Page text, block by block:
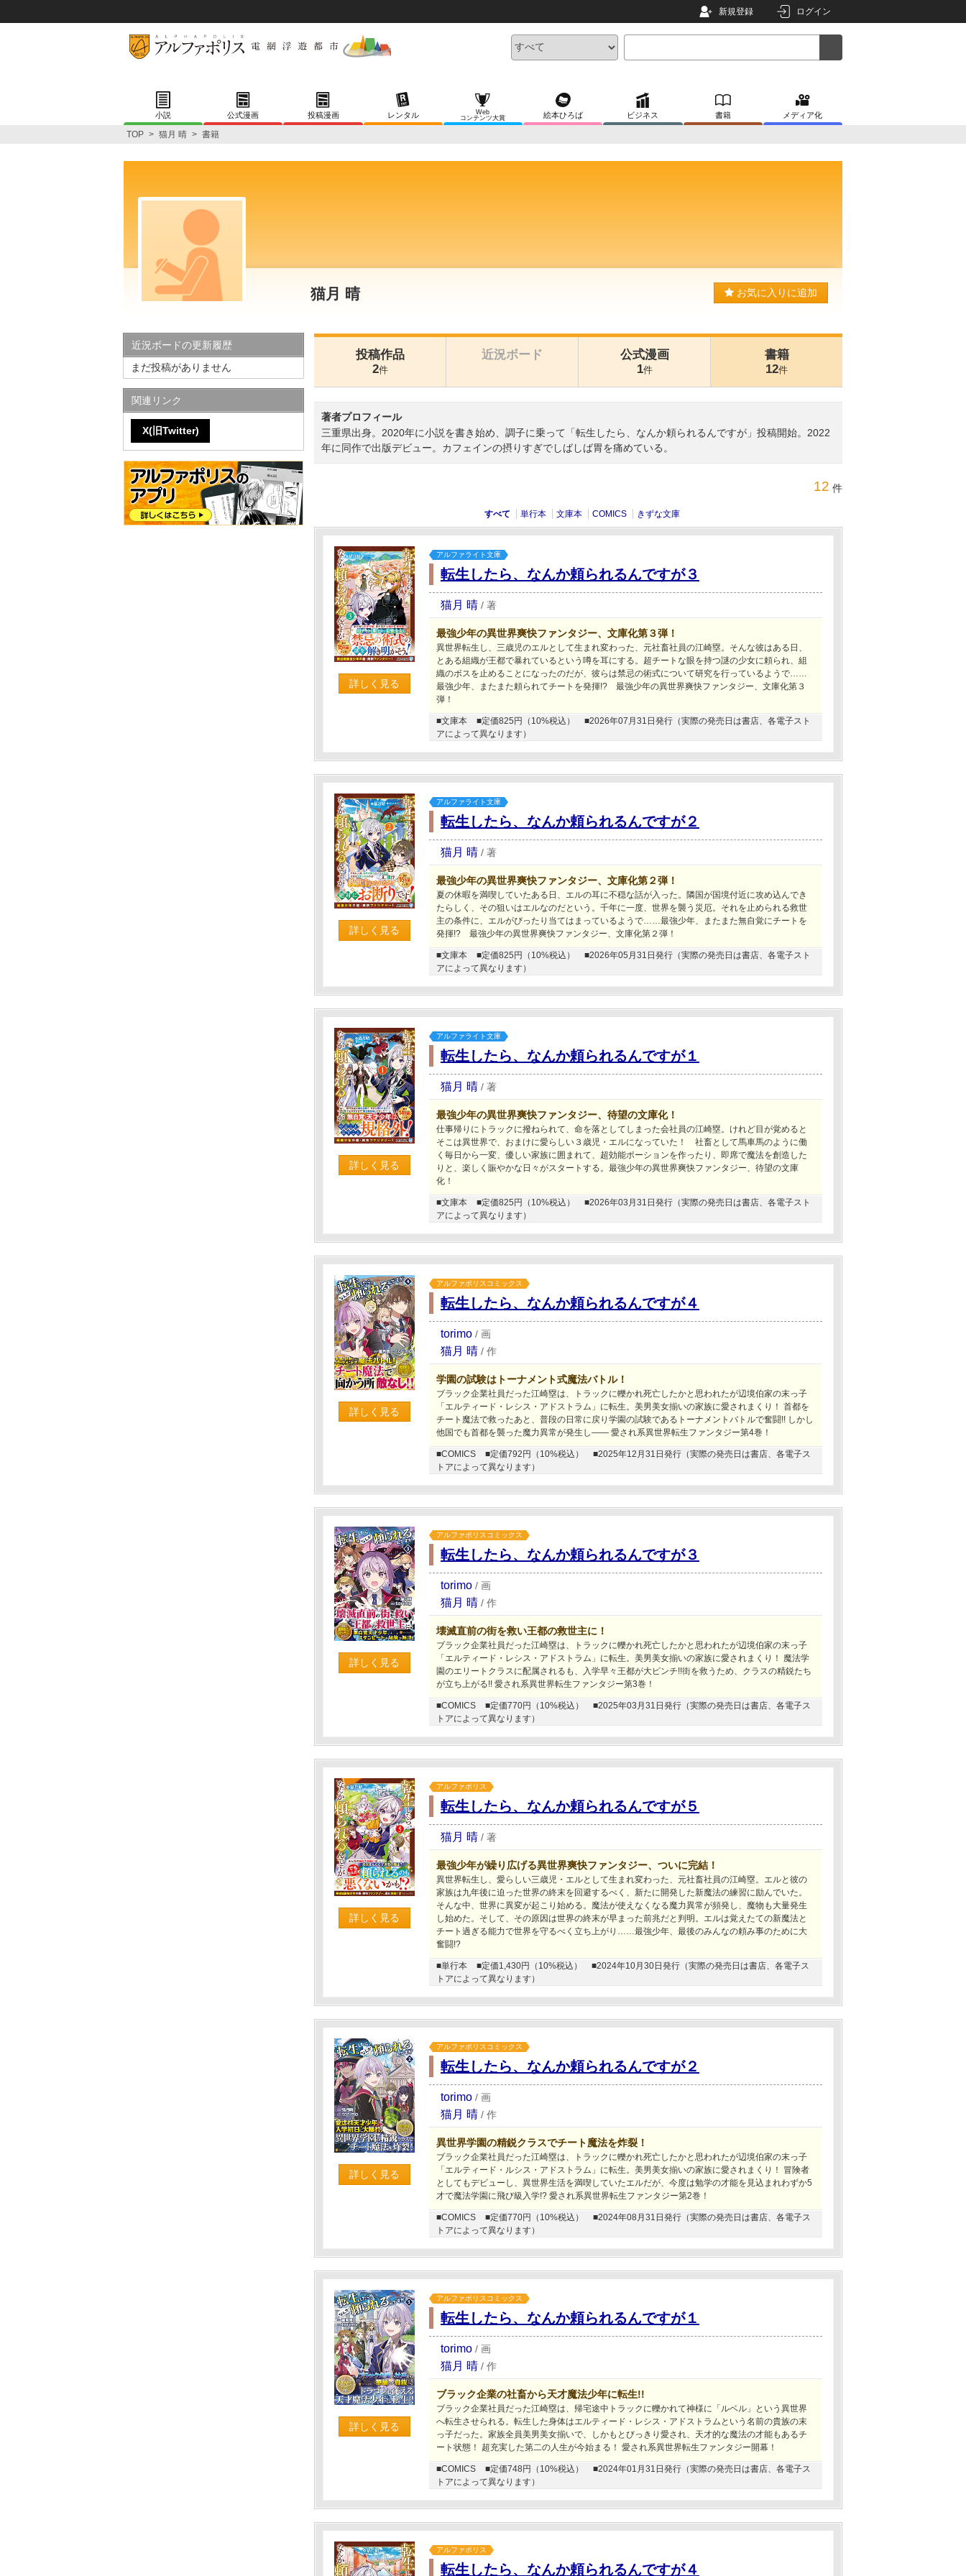
新規登録 ログイン
小説 公式漫画 投稿漫画 レンタル
Web
コンテンツ大賞
絵本ひろば ビジネス 書籍 メディア化
TOP > 猫月 晴 > 書籍
猫月 晴 お気に入りに追加
投稿作品
2件
近況ボード
公式漫画
1件
書籍
12件
著者プロフィール
三重県出身。2020年に小説を書き始め、調子に乗って「転生したら、なんか頼られるんですが」投稿開始。2022
年に同作で出版デビュー。カフェインの摂りすぎでしばしば胃を痛めている。
12 件
すべて 単行本 文庫本 COMICS きずな文庫
詳しく見る
アルファライト文庫
転生したら、なんか頼られるんですが３
猫月 晴 / 著
最強少年の異世界爽快ファンタジー、文庫化第３弾！
異世界転生し、三歳児のエルとして生まれ変わった、元社畜社員の江崎塁。そんな彼はある日、
とある組織が王都で暴れているという噂を耳にする。超チートな眼を持つ謎の少女に頼られ、組
織のボスを止めることになったのだが、彼らは禁忌の術式について研究を行っているようで……
最強少年、またまた頼られてチートを発揮!? 最強少年の異世界爽快ファンタジー、文庫化第３
弾！
■文庫本 ■定価825円（10%税込）
■2026年07月31日発行（実際の発売日は書店、各電子スト
アによって異なります）
詳しく見る
アルファライト文庫
転生したら、なんか頼られるんですが２
猫月 晴 / 著
最強少年の異世界爽快ファンタジー、文庫化第２弾！
夏の休暇を満喫していたある日、エルの耳に不穏な話が入った。隣国が国境付近に攻め込んでき
たらしく、その狙いはエルなのだという。千年に一度、世界を襲う災厄。それを止められる救世
主の条件に、エルがぴったり当てはまっているようで……最強少年、またまた無自覚にチートを
発揮!? 最強少年の異世界爽快ファンタジー、文庫化第２弾！
■文庫本 ■定価825円（10%税込）
■2026年05月31日発行（実際の発売日は書店、各電子スト
アによって異なります）
詳しく見る
アルファライト文庫
転生したら、なんか頼られるんですが１
猫月 晴 / 著
最強少年の異世界爽快ファンタジー、待望の文庫化！
仕事帰りにトラックに撥ねられて、命を落としてしまった会社員の江崎塁。けれど目が覚めると
そこは異世界で、おまけに愛らしい３歳児・エルになっていた！ 社畜として馬車馬のように働
く毎日から一変、優しい家族に囲まれて、超効能ポーションを作ったり、即席で魔法を創造した
りと、楽しく賑やかな日々がスタートする。最強少年の異世界爽快ファンタジー、待望の文庫
化！
■文庫本 ■定価825円（10%税込）
■2026年03月31日発行（実際の発売日は書店、各電子スト
アによって異なります）
詳しく見る
アルファポリスコミックス
転生したら、なんか頼られるんですが４
torimo / 画
猫月 晴 / 作
学園の試験はトーナメント式魔法バトル！
ブラック企業社員だった江崎塁は、トラックに轢かれ死亡したかと思われたが辺境伯家の末っ子
「エルティード・レシス・アドストラム」に転生。美男美女揃いの家族に愛されまくり！ 首都を
チート魔法で救ったあと、普段の日常に戻り学園の試験であるトーナメントバトルで奮闘!! しかし
他国でも首都を襲った魔力異常が発生し―― 愛され系異世界転生ファンタジー第4巻！
■COMICS ■定価792円（10%税込）
■2025年12月31日発行（実際の発売日は書店、各電子ス
トアによって異なります）
詳しく見る
アルファポリスコミックス
転生したら、なんか頼られるんですが３
torimo / 画
猫月 晴 / 作
壊滅直前の街を救い王都の救世主に！
ブラック企業社員だった江崎塁は、トラックに轢かれ死亡したかと思われたが辺境伯家の末っ子
「エルティード・レシス・アドストラム」に転生。美男美女揃いの家族に愛されまくり！ 魔法学
園のエリートクラスに配属されるも、入学早々王都が大ピンチ!!街を救うため、クラスの精鋭たち
が立ち上がる!! 愛され系異世界転生ファンタジー第3巻！
■COMICS ■定価770円（10%税込）
■2025年03月31日発行（実際の発売日は書店、各電子ス
トアによって異なります）
詳しく見る
アルファポリス
転生したら、なんか頼られるんですが５
猫月 晴 / 著
最強少年が繰り広げる異世界爽快ファンタジー、ついに完結！
異世界転生し、愛らしい三歳児・エルとして生まれ変わった、元社畜社員の江崎塁。エルと彼の
家族は九年後に迫った世界の終末を回避するべく、新たに開発した新魔法の練習に励んでいた。
そんな中、世界に異変が起こり始める。魔法が使えなくなる魔力異常が頻発し、魔物も大量発生
し始めた。そして、その原因は世界の終末が早まった前兆だと判明。エルは覚えたての新魔法と
チート過ぎる能力で世界を守るべく立ち上がり……最強少年、最後のみんなの頼み事のために大
奮闘!?
■単行本 ■定価1,430円（10%税込）
■2024年10月30日発行（実際の発売日は書店、各電子ス
トアによって異なります）
詳しく見る
アルファポリスコミックス
転生したら、なんか頼られるんですが２
torimo / 画
猫月 晴 / 作
異世界学園の精鋭クラスでチート魔法を炸裂！
ブラック企業社員だった江崎塁は、トラックに轢かれ死亡したかと思われたが辺境伯家の末っ子
「エルティード・ルシス・アドストラム」に転生。美男美女揃いの家族に愛されまくり！ 冒険者
としてもデビューし、異世界生活を満喫していたエルだが、今度は勉学の才能を見込まれわずか5
才で魔法学園に飛び級入学!? 愛され系異世界転生ファンタジー第2巻！
■COMICS ■定価770円（10%税込）
■2024年08月31日発行（実際の発売日は書店、各電子ス
トアによって異なります）
詳しく見る
アルファポリスコミックス
転生したら、なんか頼られるんですが１
torimo / 画
猫月 晴 / 作
ブラック企業の社畜から天才魔法少年に転生!!
ブラック企業社員だった江崎塁は、帰宅途中トラックに轢かれて神様に「ルベル」という異世界
へ転生させられる。転生した身体はエルティード・レシス・アドストラムという名前の貴族の末
っ子だった。家族全員美男美女揃いで、しかもとびっきり愛され、天才的な魔法の才能もあるチ
ート状態！ 超充実した第二の人生が今始まる！ 愛され系異世界転生ファンタジー開幕！
■COMICS ■定価748円（10%税込）
■2024年01月31日発行（実際の発売日は書店、各電子ス
トアによって異なります）
アルファポリス
転生したら、なんか頼られるんですが４
近況ボードの更新履歴
まだ投稿がありません
関連リンク
X(旧Twitter)